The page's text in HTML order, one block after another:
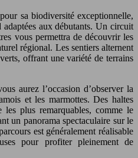
sa biodiversité exceptionnelle,
adaptées aux débutants. Un circuit
vous permettra de découvrir les
régional. Les sentiers alternent
offrant une variété de terrains
aurez l’occasion d’observer la
et les marmottes. Des haltes
plus remarquables, comme le
un panorama spectaculaire sur le
est généralement réalisable
pour profiter pleinement de